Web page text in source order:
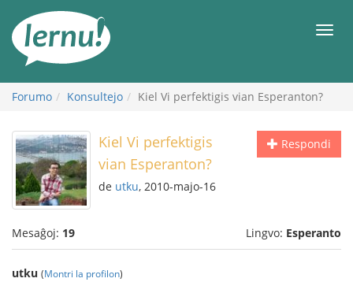
enhavo
Forumo Konsultejo Kiel Vi perfektigis vian Esperanton?
Respondi
Kiel Vi perfektigis
vian Esperanton?
de utku, 2010-majo-16
Mesaĝoj: 19 Lingvo: Esperanto
utku (Montri la profilon)